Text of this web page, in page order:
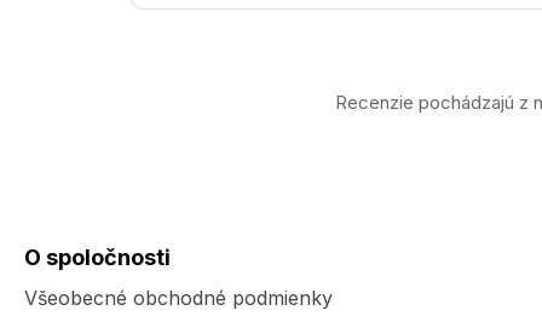
Recenzie pochádzajú z
O spoločnosti
Všeobecné obchodné podmienky